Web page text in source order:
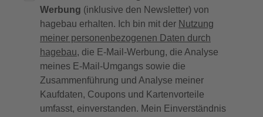
Werbung (inklusive den Newsletter) von
hagebau erhalten. Ich bin mit der Nutzung
meiner personenbezogenen Daten durch
hagebau, die E-Mail-Werbung, die Analyse
meines E-Mail-Umgangs sowie die
Zusammenführung und Analyse meiner
Kaufdaten, Coupons und Kartenvorteile
umfasst, einverstanden. Mein Einverständnis